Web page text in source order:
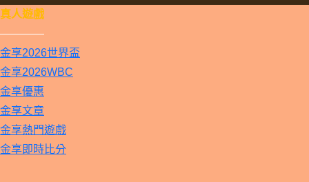
真人遊戲
————
金享2026世界盃
金享2026WBC
金享優惠
金享文章
金享熱門遊戲
金享即時比分